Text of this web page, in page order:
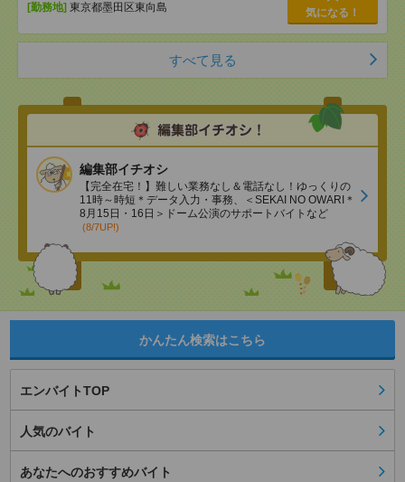
[勤務地] 東京都墨田区東向島 気になる！
すべて見る
編集部イチオシ
【完全在宅！】難しい業務なし＆電話なし！ゆっくりの
11時～時短＊データ入力・事務、＜SEKAI NO OWARI＊
8月15日・16日＞ドーム公演のサポートバイトなど
(8/7UP!)
かんたん検索はこちら
エンバイトTOP
人気のバイト
あなたへのおすすめバイト